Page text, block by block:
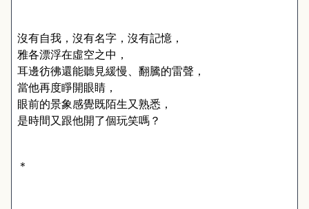
沒有自我，沒有名字，沒有記憶，
雅各漂浮在虛空之中，
耳邊彷彿還能聽見緩慢、翻騰的雷聲，
當他再度睜開眼睛，
眼前的景象感覺既陌生又熟悉，
是時間又跟他開了個玩笑嗎？
＊